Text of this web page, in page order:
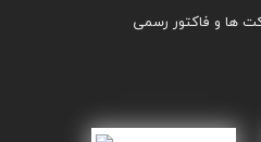
ها و فاکتور رسمی